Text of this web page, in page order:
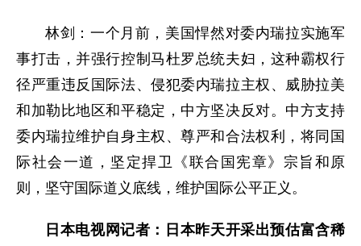
林剑：一个月前，美国悍然对委内瑞拉实施军
事打击，并强行控制马杜罗总统夫妇，这种霸权行
径严重违反国际法、侵犯委内瑞拉主权、威胁拉美
和加勒比地区和平稳定，中方坚决反对。中方支持
委内瑞拉维护自身主权、尊严和合法权利，将同国
际社会一道，坚定捍卫《联合国宪章》宗旨和原
则，坚守国际道义底线，维护国际公平正义。
日本电视网记者：日本昨天开采出预估富含稀